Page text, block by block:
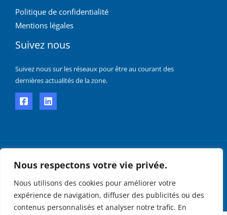
Nous respectons votre vie privée.
Nous utilisons des cookies pour améliorer votre
expérience de navigation, diffuser des publicités ou des
contenus personnalisés et analyser notre trafic. En
Politique de confidentialité
Mentions légales
Suivez nous
Suivez nous sur les réseaux pour être au courant des
dernières actualités de la zone.
Copyright © 2026 Adezac
Crée par Smith Corporate